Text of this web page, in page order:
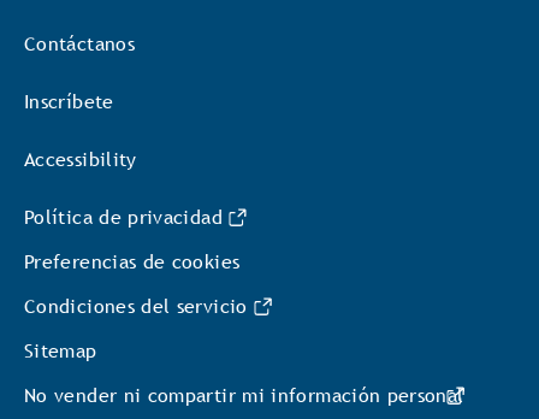
Contáctanos
Inscríbete
Accessibility
Política de privacidad
Preferencias de cookies
Condiciones del servicio
Sitemap
No vender ni compartir mi información personal